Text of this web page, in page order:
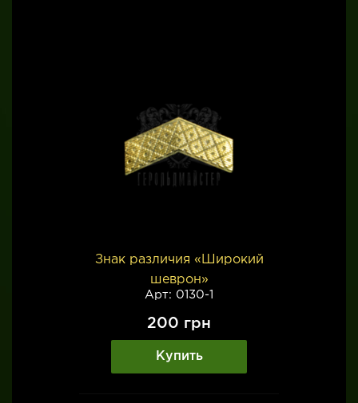
Знак различия «Широкий
шеврон»
Арт: 0130-1
200 грн
Купить